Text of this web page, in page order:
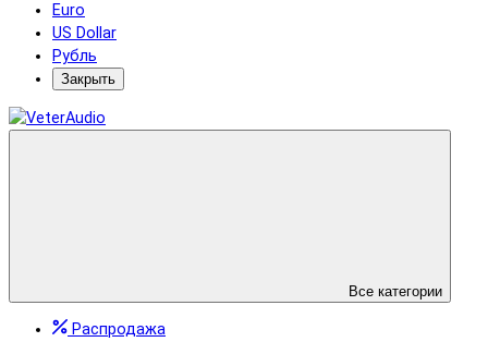
Euro
US Dollar
Рубль
Закрыть
Все категории
Распродажа